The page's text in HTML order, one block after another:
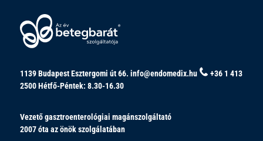
1139 Budapest Esztergomi út 66. info@endomedix.hu
+36 1 413
2500Hétfő-Péntek: 8.30-16.30
Vezető gasztroenterológiai magánszolgáltató
2007 óta az önök szolgálatában